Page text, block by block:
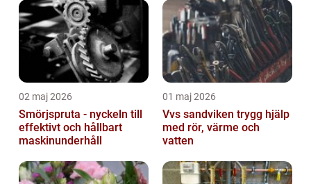
02 maj 2026
Smörjspruta - nyckeln till
effektivt och hållbart
maskinunderhåll
01 maj 2026
Vvs sandviken trygg hjälp
med rör, värme och
vatten